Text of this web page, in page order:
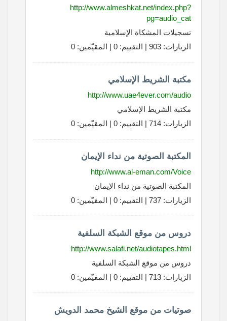
http://www.almeshkat.net/index.php?
pg=audio_cat
تسجيلات المشكاة الإسلامية
الزيارات: 903 | التقييم: 0 | المقيّمين: 0
مكتبة الشريط الإسلامي
http://www.uae4ever.com/audio
مكتبة الشريط الإسلامي
الزيارات: 714 | التقييم: 0 | المقيّمين: 0
المكتبة الصوتية من نداء الإيمان
http://www.al-eman.com/Voice
المكتبة الصوتية من نداء الإيمان
الزيارات: 737 | التقييم: 0 | المقيّمين: 0
دروس من موقع الشبكة السلفية
http://www.salafi.net/audiotapes.html
دروس من موقع الشبكة السلفية
الزيارات: 713 | التقييم: 0 | المقيّمين: 0
صوتيات من موقع الشيخ محمد الدويش